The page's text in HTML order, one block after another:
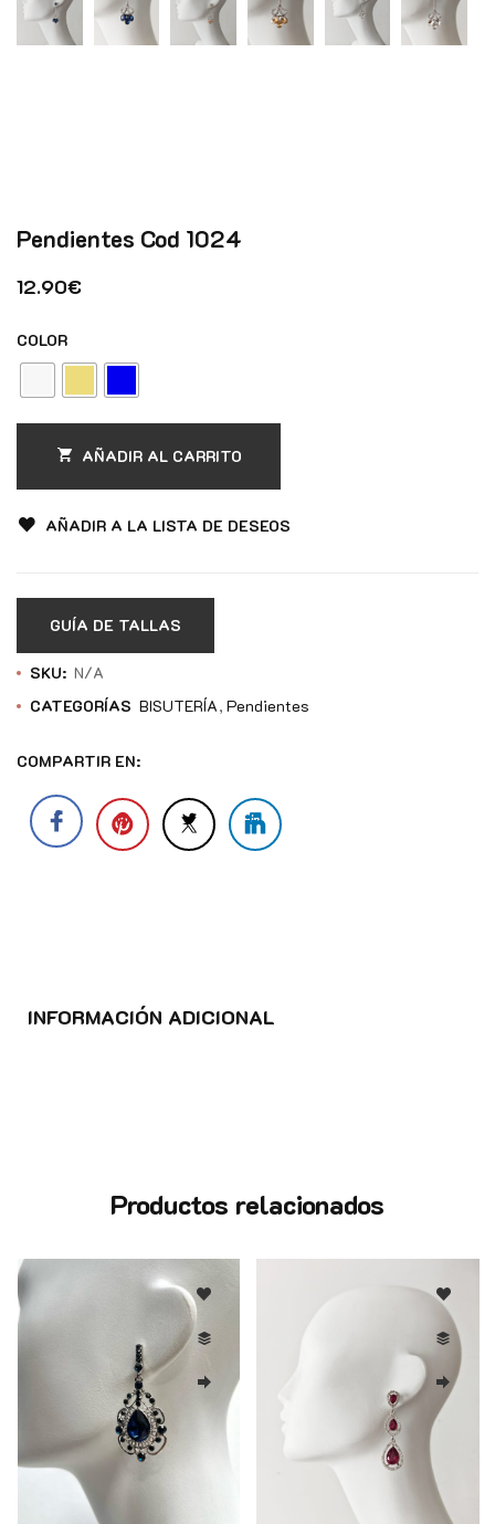
Pendientes Cod 1024
12.90€
COLOR
AÑADIR AL CARRITO
AÑADIR A LA LISTA DE DESEOS
GUÍA DE TALLAS
SKU: N/A
CATEGORÍAS BISUTERÍA Pendientes
COMPARTIR EN:
INFORMACIÓN ADICIONAL
Productos relacionados